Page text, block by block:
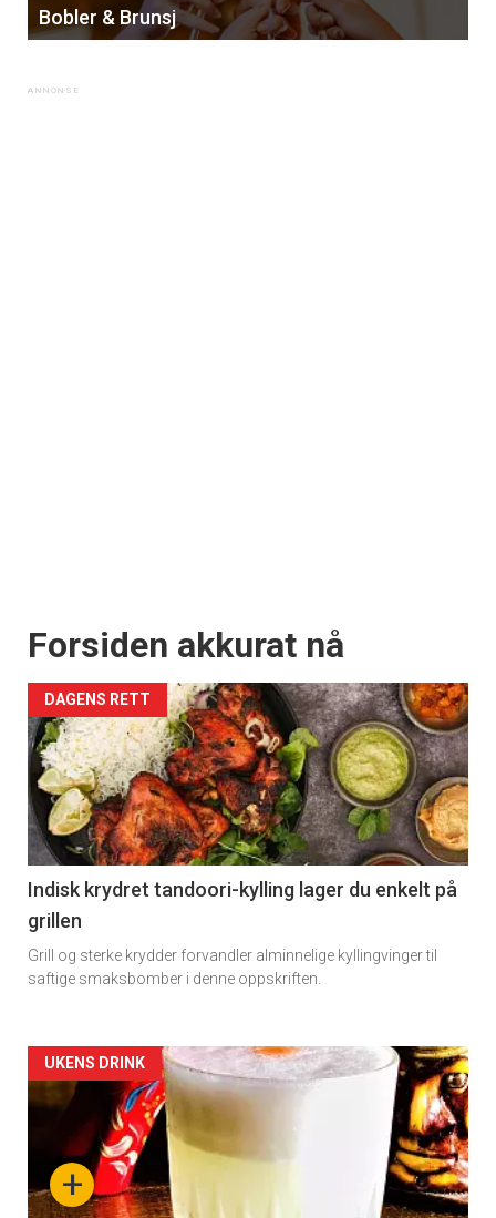
Bobler & Brunsj
Forsiden akkurat nå
DAGENS RETT
Indisk krydret tandoori-kylling lager du enkelt på
grillen
Grill og sterke krydder forvandler alminnelige kyllingvinger til
saftige smaksbomber i denne oppskriften.
Forsiden
akkurat
nå
-
+
UKENS DRINK